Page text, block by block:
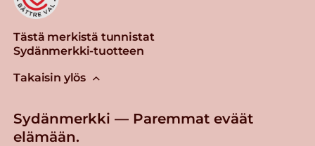
Tästä merkistä tunnistat
Sydänmerkki-tuotteen
Takaisin ylös
Sydänmerkki — Paremmat eväät
elämään.